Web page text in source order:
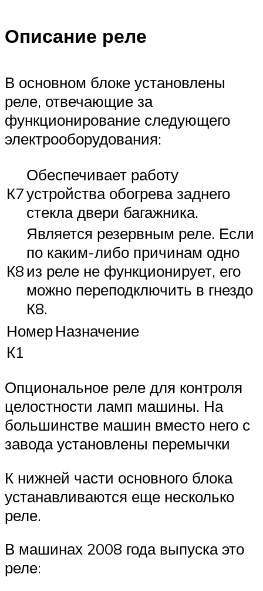
Описание реле
В основном блоке установлены
реле, отвечающие за
функционирование следующего
электрооборудования:
К7
Обеспечивает работу
устройства обогрева заднего
стекла двери багажника.
К8
Является резервным реле. Если
по каким-либо причинам одно
из реле не функционирует, его
можно переподключить в гнездо
К8.
НомерНазначение
К1
Опциональное реле для контроля
целостности ламп машины. На
большинстве машин вместо него с
завода установлены перемычки
К нижней части основного блока
устанавливаются еще несколько
реле.
В машинах 2008 года выпуска это
реле: